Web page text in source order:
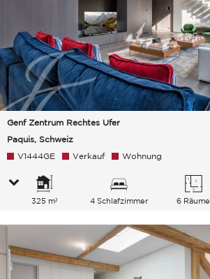
Genf Zentrum Rechtes Ufer
Paquis, Schweiz
V1444GE Verkauf Wohnung
325 m² 4 Schlafzimmer 6 Räume